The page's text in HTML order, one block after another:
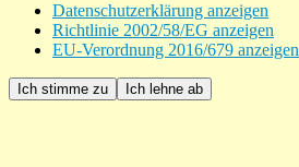
Datenschutzerklärung anzeigen
Richtlinie 2002/58/EG anzeigen
EU-Verordnung 2016/679 anzeigen
Ich stimme zu Ich lehne ab